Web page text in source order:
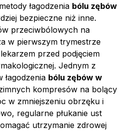
łagodzenia bólu zębów
bezpieczne niż inne.
przeciwbólowych na
w pierwszym trymestrze
przed podjęciem
Jednym z
bólu zębów w
kompresów na bolący
w zmniejszeniu obrzęku i
regularne płukanie ust
utrzymanie zdrowej